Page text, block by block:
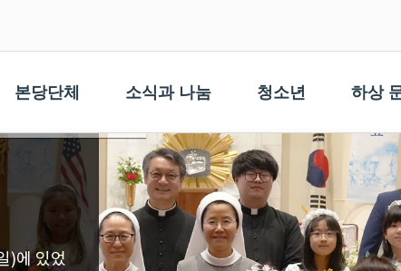
본당단체 소식과 나눔 청소년 하상